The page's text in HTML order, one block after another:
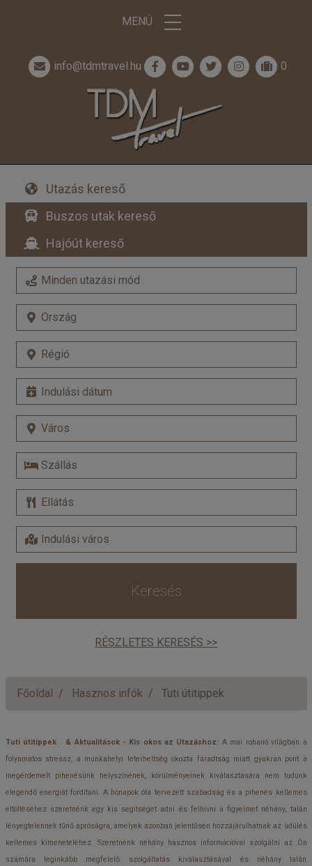
MENÜ
info@tdmtravel.hu 0
Utazás kereső
Buszos utak kereső
Hajóút kereső
Keresés
RÉSZLETES KERESÉS >>
Főoldal Hasznos infók Tuti útitippek
Tuti útitippek & Aktualitások - Kis okos az Utazáshoz: A mai rohanó világban a
folyamatos stressz, a munkahelyi leterheltség okozta fáradtság miatt gyakran pont a
megérdemelt pihenésünk helyszínének, körülményeinek kiválasztására nem tudunk
elegendő energiát fordítani. A hónapok óta tervezett szabadság és a pihenés kellemes
eltöltéséhez szeretnénk egy kis segítséget adni és felhívni a figyelmet néhány, talán
lényegtelennek tűnő apróságra, amelyek azonban jelentősen hozzájárulhatnak az üdülés
kellemes kimeneteléhez. Szeretnénk néhány hasznos információval szolgálni az Ön
számára leginkább megfelelő szolgáltatás kiválasztásával és néhány talán